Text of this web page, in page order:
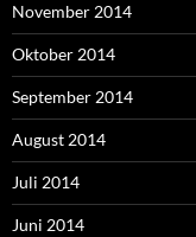
November 2014
Oktober 2014
September 2014
August 2014
Juli 2014
Juni 2014